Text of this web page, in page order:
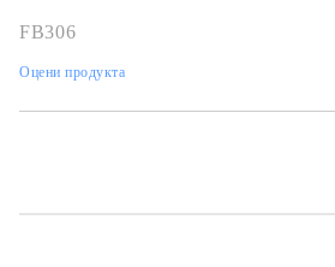
FB306
Оцени продукта